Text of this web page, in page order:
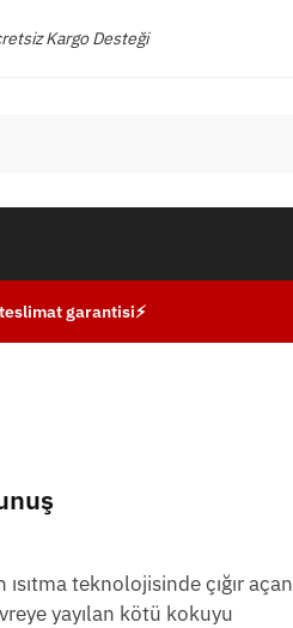
Kargo Desteği
garantisi⚡
teknolojisinde çığır açan
yayılan kötü kokuyu